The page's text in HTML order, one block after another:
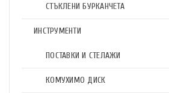
СТЪКЛЕНИ БУРКАНЧЕТА
ИНСТРУМЕНТИ
ПОСТАВКИ И СТЕЛАЖИ
КОМУХИМО ДИСК